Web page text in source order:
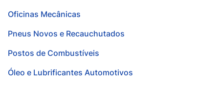
Oficinas Mecânicas
Pneus Novos e Recauchutados
Postos de Combustíveis
Óleo e Lubrificantes Automotivos